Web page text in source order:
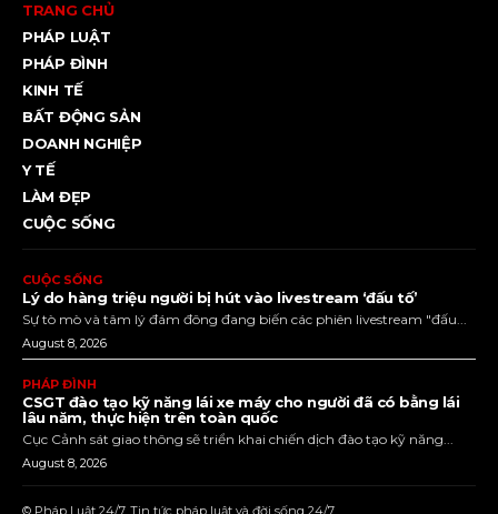
TRANG CHỦ
PHÁP LUẬT
PHÁP ĐÌNH
KINH TẾ
BẤT ĐỘNG SẢN
DOANH NGHIỆP
Y TẾ
LÀM ĐẸP
CUỘC SỐNG
CUỘC SỐNG
Lý do hàng triệu người bị hút vào livestream ‘đấu tố’
Sự tò mò và tâm lý đám đông đang biến các phiên livestream "đấu...
August 8, 2026
PHÁP ĐÌNH
CSGT đào tạo kỹ năng lái xe máy cho người đã có bằng lái
lâu năm, thực hiện trên toàn quốc
Cục Cảnh sát giao thông sẽ triển khai chiến dịch đào tạo kỹ năng...
August 8, 2026
© Pháp Luật 24/7. Tin tức pháp luật và đời sống 24/7.